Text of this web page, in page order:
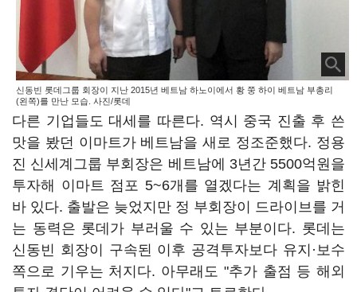
신동빈 롯데그룹 회장이 지난 2015년 베트남 하노이에서 황 쭝 하이 베트남 부총리
(왼쪽)를 만난 모습. 사진/롯데
다른 기업들도 대세를 따른다. 역시 중국 진출 후 쓴
맛을 봤던 이마트가 베트남을 새로 정조준했다. 정용
진 신세계그룹 부회장은 베트남에 3년간 5500억원을
투자해 이마트 점포 5~6개를 열겠다는 계획을 밝힌
바 있다. 출발은 늦었지만 정 부회장이 드라이브를 거
는 동력은 롯데가 부러울 수 있는 부분이다. 롯데는
신동빈 회장이 구속된 이후 공격투자보다 유지·보수
쪽으로 기우는 처지다. 아무래도 "추가 출점 등 해외